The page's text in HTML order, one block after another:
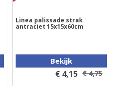
Linea palissade strak
antraciet 15x15x60cm
Bekijk
€ 4,15 € 4,75